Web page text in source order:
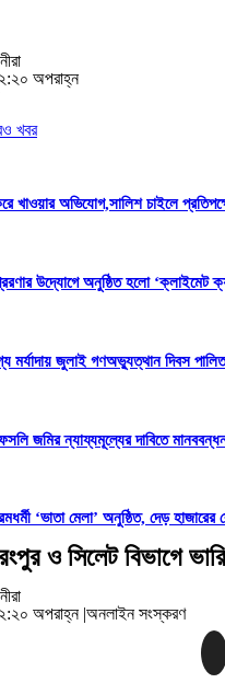
অপরাহ্ন
খবর
খাওয়ার অভিযোগ,সালিশ চাইলে
উদ্যোগে অনুষ্ঠিত হলো ‘ক্লাইমেট
মর্যাদায় জুলাই গণঅভ্যুত্থান দিবস পালিত
জমির ন্যায্যমূল্যের দাবিতে
‘ভাতা মেলা’ অনুষ্ঠিত, দেড় হাজারের
ও সিলেট বিভাগে
অপরাহ্ন |অনলাইন সংস্করণ